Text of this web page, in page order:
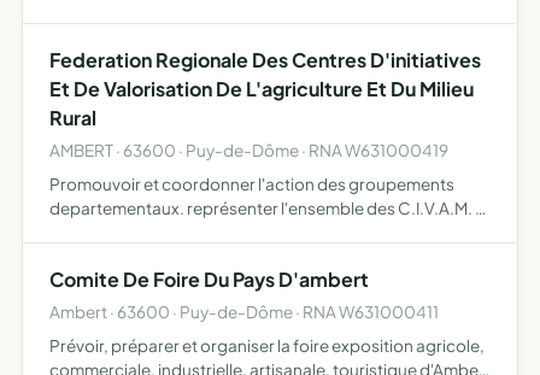
Federation Regionale Des Centres D'initiatives
Et De Valorisation De L'agriculture Et Du Milieu
Rural
AMBERT · 63600 · Puy-de-Dôme · RNA W631000419
Promouvoir et coordonner l'action des groupements
departementaux. représenter l'ensemble des C.I.V.A.M. et
valorisatio…
Comite De Foire Du Pays D'ambert
Ambert · 63600 · Puy-de-Dôme · RNA W631000411
Prévoir, préparer et organiser la foire exposition agricole,
commerciale, industrielle, artisanale, touristique d'Ambert